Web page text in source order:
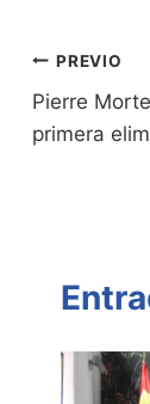
n
dl
y
k
de
PREVIO
Pierre
primera